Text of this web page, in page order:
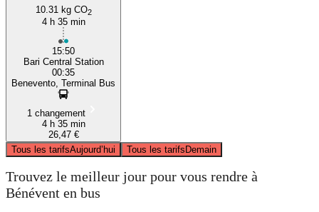
10.31 kg CO2
4 h 35 min
15:50
Bari Central Station
00:35
Benevento, Terminal Bus
1 changement
4 h 35 min
26,47 €
Tous les tarifsAujourd’hui Tous les tarifsDemain
Trouvez le meilleur jour pour vous rendre à
Bénévent en bus